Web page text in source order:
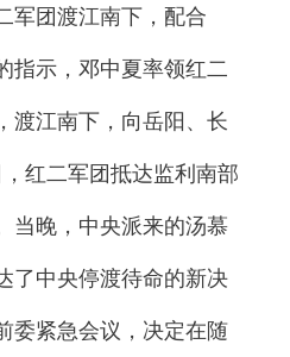
团渡江南下，配合
指示，邓中夏率领红二
渡江南下，向岳阳、长
红二军团抵达监利南部
当晚，中央派来的汤慕
了中央停渡待命的新决
委紧急会议，决定在随